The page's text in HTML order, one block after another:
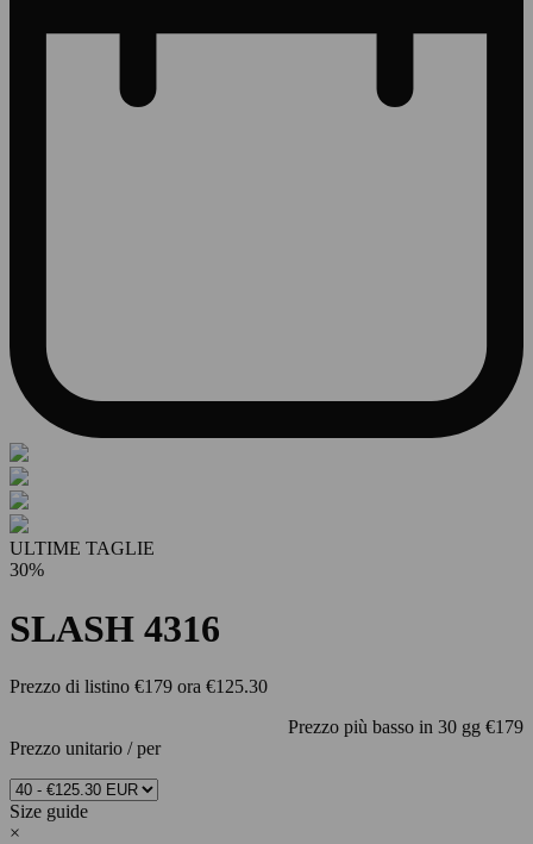
ULTIME TAGLIE
30%
SLASH 4316
Prezzo di listino €179 ora €125.30
Prezzo più basso in 30 gg €179
Prezzo unitario /per
Size guide
×